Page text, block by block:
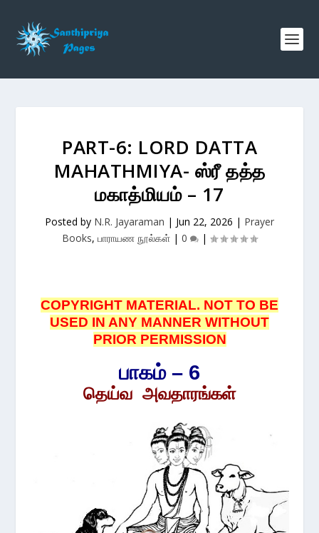
PART-6: LORD DATTA
MAHATHMIYA- ஸ்ரீ தத்த
மகாத்மியம் – 17
Posted by N.R. Jayaraman | Jun 22, 2026 | Prayer
Books, பாராயண நூல்கள் | 0 |
COPYRIGHT MATERIAL. NOT TO BE
USED IN ANY MANNER WITHOUT
PRIOR PERMISSION
பாகம் – 6
தெய்வ அவதாரங்கள்